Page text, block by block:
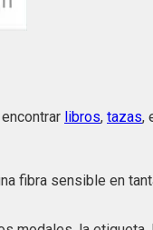
libros, tazas,
fibra sensible en